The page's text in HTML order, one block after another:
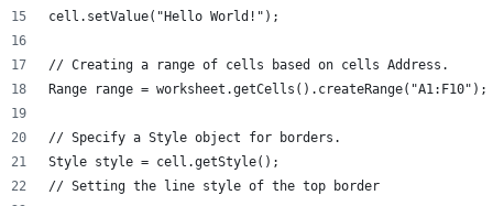
cell.setValue("Hello World!");
// Creating a range of cells based on cells Address.
Range range = worksheet.getCells().createRange("A1:F10");
// Specify a Style object for borders.
Style style = cell.getStyle();
// Setting the line style of the top border